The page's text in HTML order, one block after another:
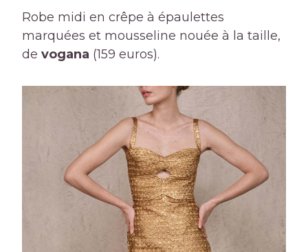
Robe midi en crêpe à épaulettes
marquées et mousseline nouée à la taille,
de vogana (159 euros).